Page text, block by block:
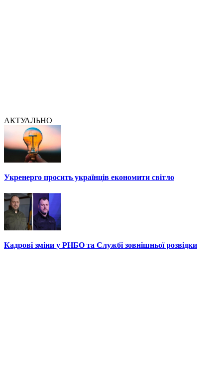
АКТУАЛЬНО
Укренерго просить українців економити світло
Кадрові зміни у РНБО та Службі зовнішньої розвідки